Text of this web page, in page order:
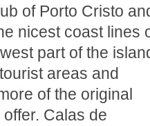
of Porto Cristo
nicest coast lines
part of the
areas and
of the original
Calas de